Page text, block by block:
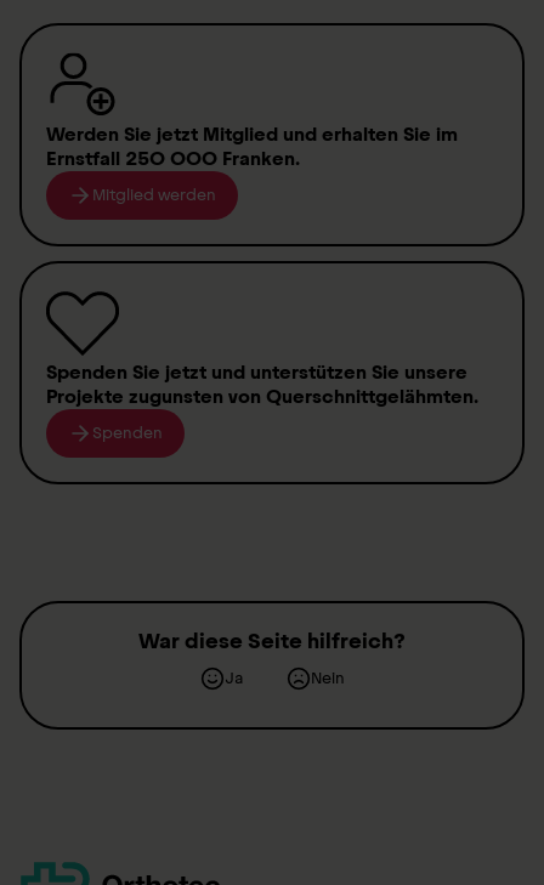
Werden Sie jetzt Mitglied und erhalten Sie im
Ernstfall 250 000 Franken.
Mitglied werden
Spenden Sie jetzt und unterstützen Sie unsere
Projekte zugunsten von Querschnittgelähmten.
Spenden
War diese Seite hilfreich?
Ja Nein
Kontakt